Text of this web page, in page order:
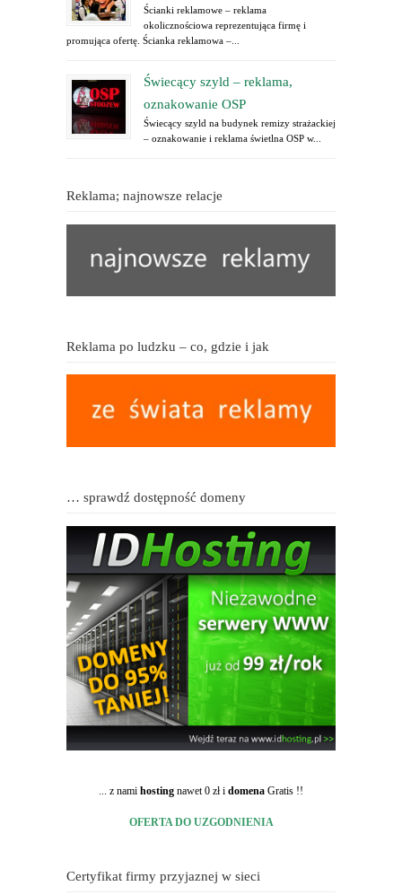
Ścianki reklamowe – reklama
okolicznościowa reprezentująca firmę i
promująca ofertę. Ścianka reklamowa –...
Świecący szyld – reklama,
oznakowanie OSP
Świecący szyld na budynek remizy strażackiej
– oznakowanie i reklama świetlna OSP w...
Reklama; najnowsze relacje
Reklama po ludzku – co, gdzie i jak
… sprawdź dostępność domeny
... z nami hosting nawet 0 zł i domena Gratis !!
OFERTA DO UZGODNIENIA
Certyfikat firmy przyjaznej w sieci